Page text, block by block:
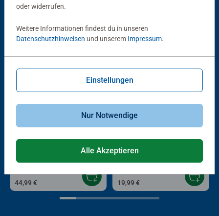
Beliebte Auswahl
Andere Kunden mögen auch
ACTIVE Set Kunterbuntes Tanz-
44,99 €
Wir entdecken die Musik
Durchschnittliche Bewertung 4,8 von 5
19,99 €
oder widerrufen.
Weitere Informationen findest du in unseren
Datenschutzhinweisen und unserem Impressum.
Einstellungen
Nur Notwendige
Alle Akzeptieren